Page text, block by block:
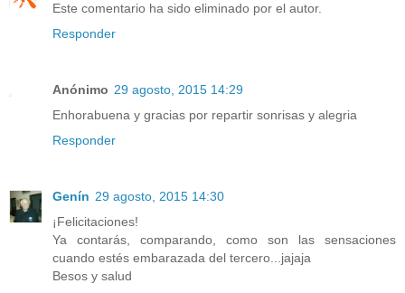
Este comentario ha sido eliminado por el autor.
Responder
Anónimo 29 agosto, 2015 14:29
Enhorabuena y gracias por repartir sonrisas y alegria
Responder
Genín 29 agosto, 2015 14:30
¡Felicitaciones!
Ya contarás, comparando, como son las sensaciones
cuando estés embarazada del tercero...jajaja
Besos y salud